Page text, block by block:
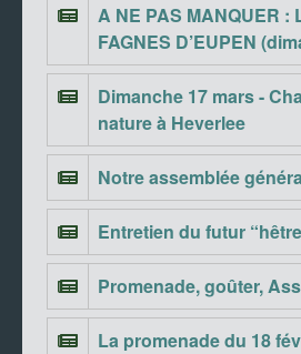
A NE PAS MANQUER :
FAGNES D’EUPEN
Dimanche 17 mars -
nature à Heverlee
Notre assemblée
Entretien du futur
Promenade, goûter,
La promenade du 18